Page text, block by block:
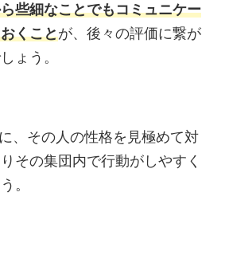
些細なことでもコミュニケー
くことが、後々の評価に繋が
ょう。
、その人の性格を見極めて対
その集団内で行動がしやすく
。